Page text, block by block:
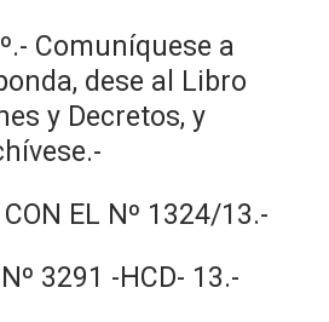
Comuníquese a
dese al Libro
y Decretos, y
CON EL Nº 1324/13.-
3291 -HCD- 13.-